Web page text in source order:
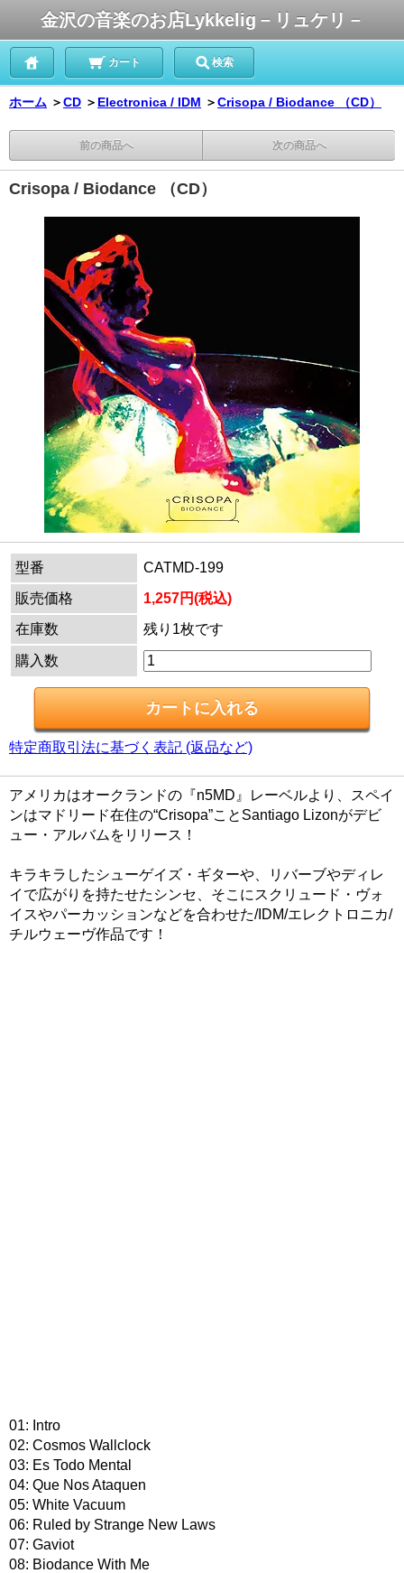
金沢の音楽のお店Lykkelig－リュケリ－
カート 検索
ホーム ＞CD ＞ Electronica / IDM ＞Crisopa / Biodance （CD）
前の商品へ 次の商品へ
Crisopa / Biodance （CD）
型番
CATMD-199
販売価格
1,257円(税込)
在庫数
残り1枚です
購入数
特定商取引法に基づく表記 (返品など)
アメリカはオークランドの『n5MD』レーベルより、スペイ
ンはマドリード在住の“Crisopa”ことSantiago Lizonがデビ
ュー・アルバムをリリース！
キラキラしたシューゲイズ・ギターや、リバーブやディレ
イで広がりを持たせたシンセ、そこにスクリュード・ヴォ
イスやパーカッションなどを合わせた/IDM/エレクトロニカ/
チルウェーヴ作品です！
01: Intro
02: Cosmos Wallclock
03: Es Todo Mental
04: Que Nos Ataquen
05: White Vacuum
06: Ruled by Strange New Laws
07: Gaviot
08: Biodance With Me